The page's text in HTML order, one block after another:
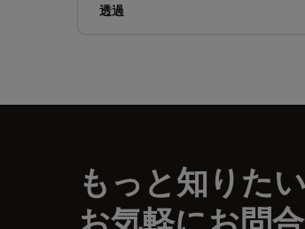
透過
もっと知りた
お気軽にお問